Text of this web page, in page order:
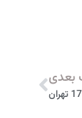
بعدی